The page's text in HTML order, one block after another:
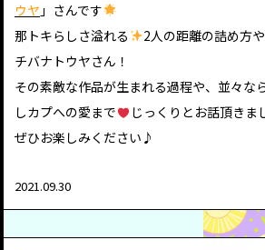
ウヤ 」さんです
那トキらしさ溢れる
2人の距離の詰め方
チバナトウヤさん！
その素敵な作品が生まれる過程や、並々な
しカプへの愛まで
じっくりとお話頂きま
ぜひお楽しみください♪
2021.09.30